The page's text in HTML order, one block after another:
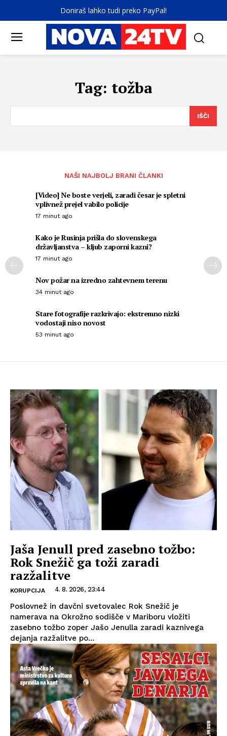
Doniraš lahko tudi preko PayPal!
Tag: tožba
IŠČI
NAŠI NAJBOLJ BRANI ČLANKI
[Video] Ne boste verjeli, zaradi česar je spletni
vplivnež prejel vabilo policije
17 minut ago
Kako je Rusinja prišla do slovenskega
državljanstva – kljub zaporni kazni?
17 minut ago
Nov požar na izredno zahtevnem terenu
34 minut ago
Stare fotografije razkrivajo: ekstremno nizki
vodostaji niso novost
53 minut ago
Jaša Jenull pred zasebno tožbo:
Rok Snežič ga toži zaradi
razžalitve
KORUPCIJA 4. 8. 2026, 23:44
Poslovnež in davčni svetovalec Rok Snežič je
namerava na Okrožno sodišče v Mariboru vložiti
zasebno tožbo zoper Jašo Jenulla zaradi kaznivega
dejanja razžalitve po...